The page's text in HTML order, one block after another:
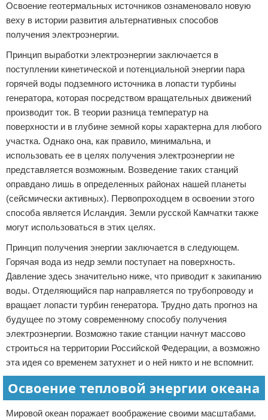
Освоение геотермальных источников ознаменовало новую
веху в истории развития альтернативных способов
получения электроэнергии.
Принцип выработки электроэнергии заключается в
поступлении кинетической и потенциальной энергии пара
горячей воды подземного источника в лопасти турбины
генератора, которая посредством вращательных движений
производит ток. В теории разница температур на
поверхности и в глубине земной коры характерна для любого
участка. Однако она, как правило, минимальна, и
использовать ее в целях получения электроэнергии не
представляется возможным. Возведение таких станций
оправдано лишь в определенных районах нашей планеты
(сейсмически активных). Первопроходцем в освоении этого
способа является Исландия. Земли русской Камчатки также
могут использоваться в этих целях.
Принцип получения энергии заключается в следующем.
Горячая вода из недр земли поступает на поверхность.
Давление здесь значительно ниже, что приводит к закипанию
воды. Отделяющийся пар направляется по трубопроводу и
вращает лопасти турбин генератора. Трудно дать прогноз на
будущее по этому современному способу получения
электроэнергии. Возможно такие станции начнут массово
строиться на территории Российской Федерации, а возможно
эта идея со временем затухнет и о ней никто и не вспомнит.
Освоение тепловой энергии океана
Мировой океан поражает воображение своими масштабами.